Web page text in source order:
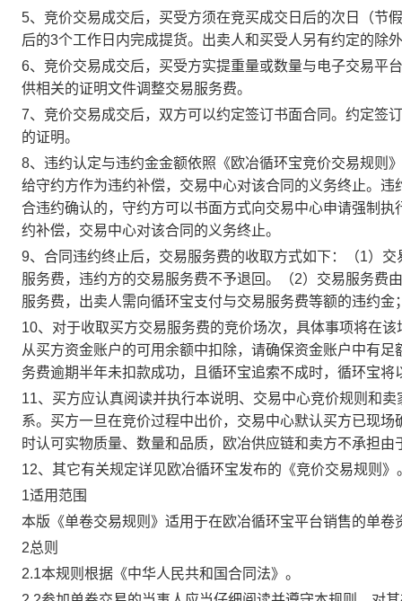
5、竞价交易成交后，买受方须在竞买成交日后的次日（节
后的3个工作日内完成提货。出卖人和买受人另有约定的除
6、竞价交易成交后，买受方实提重量或数量与电子交易平
供相关的证明文件调整交易服务费。
7、竞价交易成交后，双方可以约定签订书面合同。约定签
的证明。
8、违约认定与违约金金额依照《欧冶循环宝竞价交易规则
给守约方作为违约补偿，交易中心对该合同的义务终止。
合违约确认的，守约方可以书面方式向交易中心申请强制
约补偿，交易中心对该合同的义务终止。
9、合同违约终止后，交易服务费的收取方式如下：（1）
服务费，违约方的交易服务费不予退回。（2）交易服务费
服务费，出卖人需向循环宝支付与交易服务费等额的违约
10、对于收取买方交易服务费的竞价场次，具体事项将在
从买方资金账户的可用余额中扣除，请确保资金账户中有
务费逾期半年未扣款成功，且循环宝追索不成时，循环宝将
11、买方应认真阅读并执行本说明、交易中心竞价规则和
系。买方一旦在竞价过程中出价，交易中心默认买方已现
时认可实物质量、数量和品质，欧冶供应链和卖方不承担由
12、其它有关规定详见欧冶循环宝发布的《竞价交易规则》
1适用范围
本版《单卷交易规则》适用于在欧冶循环宝平台销售的单卷
2总则
2.1本规则根据《中华人民共和国合同法》。